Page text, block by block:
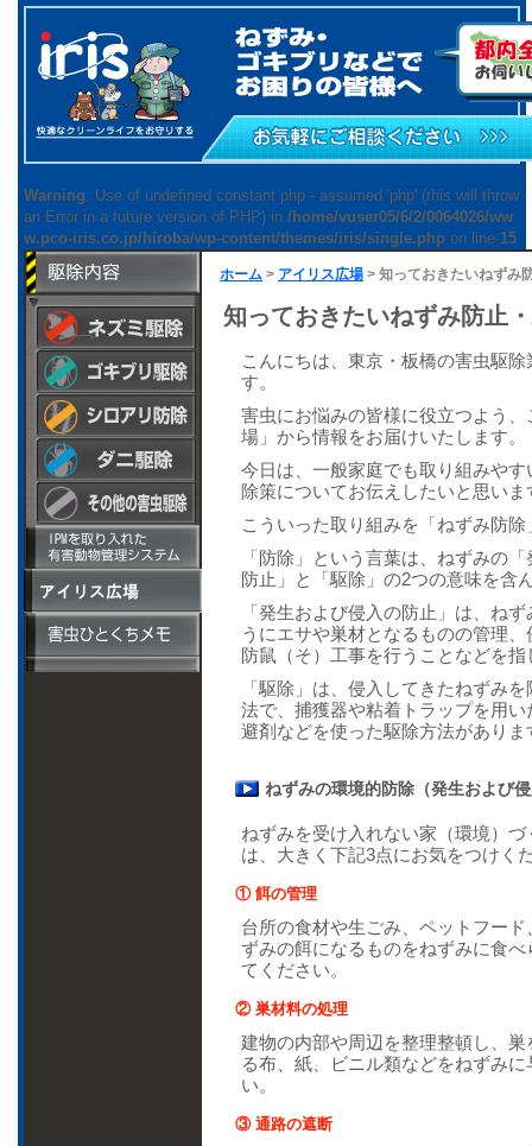
Warning: Use of undefined constant php - assumed 'php' (this will throw
an Error in a future version of PHP) in /home/vuser05/6/2/0064026/ww
w.pco-iris.co.jp/hiroba/wp-content/themes/iris/single.php on line 15
ねずみ駆除作業工
程と見積調査
ねずみ駆除工事の
詳細
ねずみ駆除のワン
ポイントアドバイ
ス
ねずみ駆除工事の
補足説明(PDF)
ゴキブリ駆除作業
工程
ゴキブリ駆除方法
シロアリ防御と床
下関連工事
シロアリ防御方法
床下換気扇設置工
事・その他
ダニ駆除方法
家屋内に生息する
ダニによる被害
ハエ類と蚊の防除
アリ類の防除
防除
害虫獣による被害
ホーム > アイリス広場 > 知っておきたいねずみ
知っておきたいねずみ防止
こんにちは、東京・板橋の害虫駆
す。
害虫にお悩みの皆様に役立つよう
場」から情報をお届けいたします。
今日は、一般家庭でも取り組みや
除策についてお伝えしたいと思いま
こういった取り組みを「ねずみ防
「防除」という言葉は、ねずみの
防止」と「駆除」の2つの意味を含
「発生および侵入の防止」は、ね
うにエサや巣材となるものの管理
防鼠（そ）工事を行うことなどを指
「駆除」は、侵入してきたねずみ
法で、捕獲器や粘着トラップを用
避剤などを使った駆除方法がありま
ねずみの環境的防除（発生および
ねずみを受け入れない家（環境）
は、大きく下記3点にお気をつけく
① 餌の管理
台所の食材や生ごみ、ペットフー
ずみの餌になるものをねずみに食
てください。
② 巣材料の処理
建物の内部や周辺を整理整頓し、
る布、紙、ビニル類などをねずみ
い。
③ 通路の遮断